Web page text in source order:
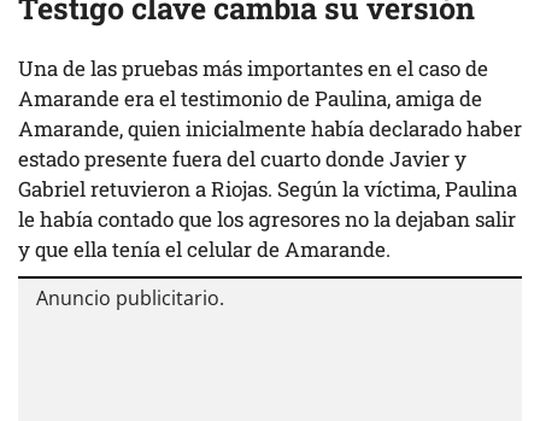
Testigo clave cambia su versión
Una de las pruebas más importantes en el caso de
Amarande era el testimonio de Paulina, amiga de
Amarande, quien inicialmente había declarado haber
estado presente fuera del cuarto donde Javier y
Gabriel retuvieron a Riojas. Según la víctima, Paulina
le había contado que los agresores no la dejaban salir
y que ella tenía el celular de Amarande.